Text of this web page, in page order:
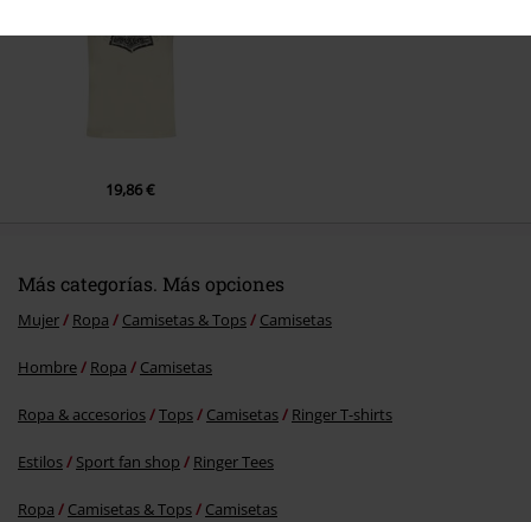
19,86 €
Más categorías. Más opciones
Mujer Ropa Camisetas & Tops Camisetas
Hombre Ropa Camisetas
Ropa & accesorios Tops Camisetas Ringer T-shirts
Estilos Sport fan shop Ringer Tees
Ropa Camisetas & Tops Camisetas